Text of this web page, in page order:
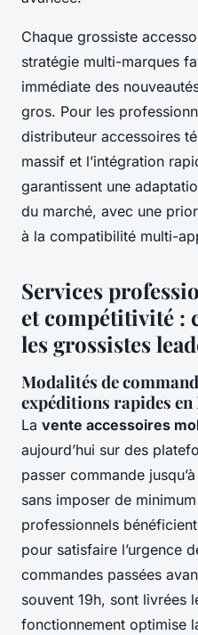
Chaque grossiste
stratégie multi-marques
immédiate des
gros. Pour les
distributeur accessoires
massif et l’intégration
garantissent une
du marché, avec une
à la compatibilité multi-
Services
et compétitivité :
les grossistes
Modalités de
expéditions rapides en
La vente accessoires
aujourd’hui sur des
passer commande
sans imposer de minimum
professionnels
pour satisfaire l’urgence
commandes passées
souvent 19h, sont livrées
fonctionnement optimise